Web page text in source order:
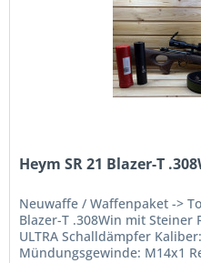
Heym SR 21 Blazer-T
Neuwaffe / Waffenpaket ->
Blazer-T .308Win mit Steiner
ULTRA Schalldämpfer
Mündungsgewinde: M14x1